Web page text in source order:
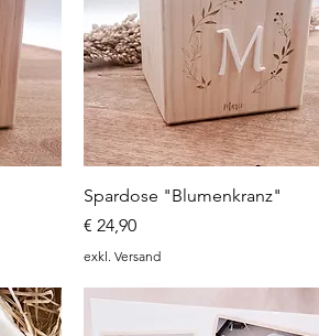
Schnellansicht
Spardose "Blumenkranz"
Preis
€ 24,90
exkl. Versand